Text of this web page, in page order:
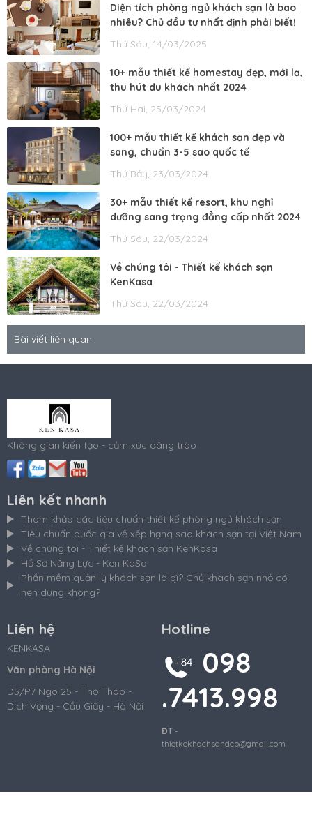
Diện tích phòng ngủ khách sạn là bao
nhiêu? Chủ đầu tư nhất định phải biết!
Thứ Sáu, 14/03/2025
10+ mẫu thiết kế homestay đẹp, mới lạ,
thu hút du khách nhất 2024
Thứ Hai, 25/03/2024
100+ mẫu thiết kế khách sạn đẹp và
sang, chuẩn 3-5 sao quốc tế
Thứ Bảy, 23/03/2024
30+ mẫu thiết kế resort, khu nghỉ
dưỡng sang trọng đẳng cấp nhất 2024
Thứ Sáu, 22/03/2024
Về chúng tôi - Thiết kế khách sạn
KenKasa
Thứ Sáu, 22/03/2024
Bài viết liên quan
Không gian kiến tạo - cảm xúc dâng trào
Liên kết nhanh
Tham khảo các tiêu chuẩn thiết kế phòng ngủ khách sạn
Tiêu chuẩn quốc gia về xếp hạng sao khách sạn tại Việt Nam
Về chúng tôi - Thiết kế khách sạn KenKasa
Hồ Sơ Năng Lực - Ken KaSa
Phần mềm quản lý khách sạn là gì? Chủ khách sạn nhỏ có
nên dùng không?
Liên hệ
KENKASA
Văn phòng Hà Nội
D5/P7 Ngõ 25 - Thọ Tháp -
Dịch Vọng - Cầu Giấy - Hà Nội
Hotline
098
.7413.998
ĐT-
thietkekhachsandep@gmail.com